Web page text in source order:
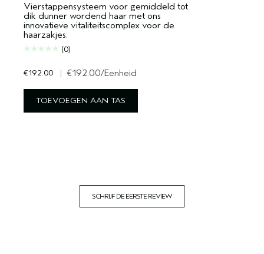
Vierstappensysteem voor gemiddeld tot
dik dunner wordend haar met ons
innovatieve vitaliteitscomplex voor de
haarzakjes.
(0)
€192.00 | €192.00/Eenheid
TOEVOEGEN AAN TAS
SCHRIJF DE EERSTE REVIEW